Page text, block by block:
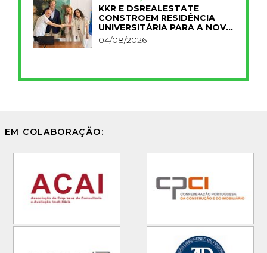
KKR E DSREALESTATE
CONSTROEM RESIDÊNCIA
UNIVERSITÁRIA PARA A NOVA
FCT
04/08/2026
EM COLABORAÇÃO: